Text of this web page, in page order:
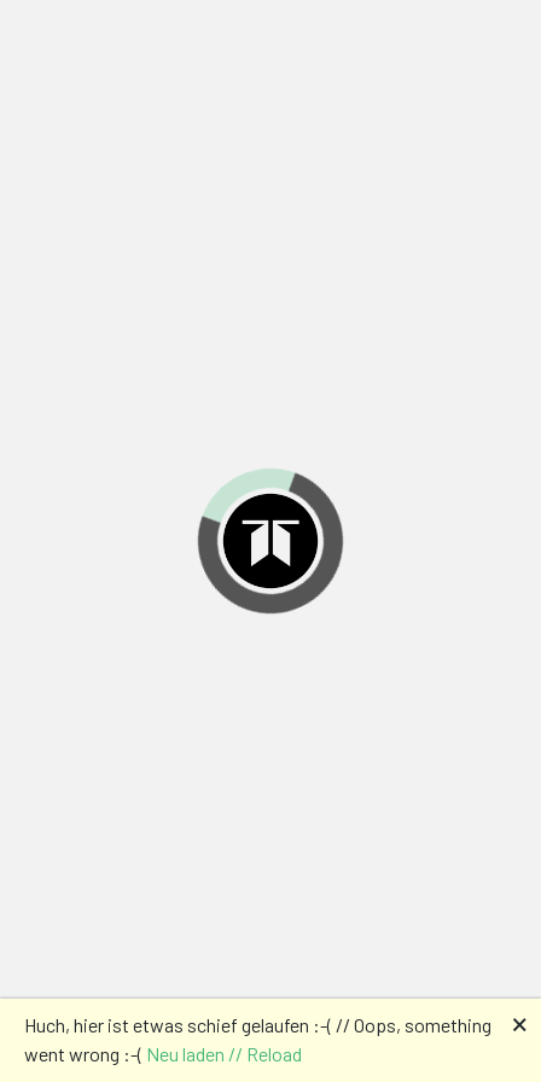
Huch, hier ist etwas schief gelaufen :-( // Oops, something
went wrong :-( Neu laden // Reload
🗙